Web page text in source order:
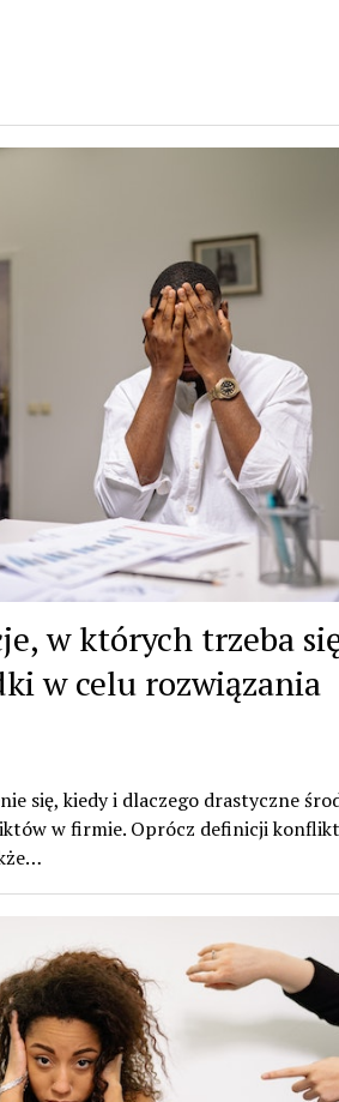
w których trzeba
w celu rozwiązania
się, kiedy i dlaczego drastyczne
w firmie. Oprócz definicji